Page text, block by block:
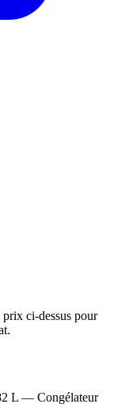
ci-dessus pour
L — Congélateur